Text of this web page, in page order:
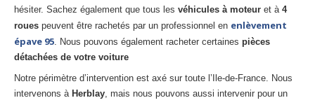
01 83 64 20 40
hésiter. Sachez également que tous les véhicules à moteur et à 4
roues peuvent être rachetés par un professionnel en enlèvement
épave 95. Nous pouvons également racheter certaines pièces
détachées de votre voiture
Notre périmètre d’intervention est axé sur toute l’Ile-de-France. Nous
intervenons à Herblay, mais nous pouvons aussi intervenir pour un